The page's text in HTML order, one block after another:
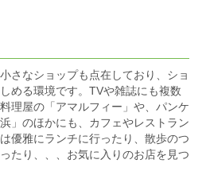
さなショップも点在しており、ショ
める環境です。TVや雑誌にも複数
理屋の「アマルフィー」や、パンケ
」のほかにも、カフェやレストラン
優雅にランチに行ったり、散歩のつ
たり、、、お気に入りのお店を見つ